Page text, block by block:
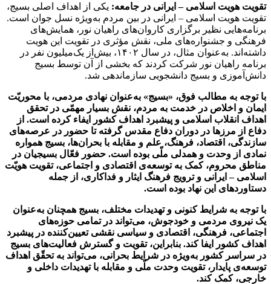
تقویت هویت اسلامی – ایرانی در جامعه: یکی از اهداف اصلی بسیج،
تقویت هویت اسلامی – ایرانی در بین مردم به‌ویژه نسل جوان است.
برنامه‌هایی نظیر برگزاری کاروان‌های راهیان نور، همایش‌های
فرهنگی و جشنواره‌های ملی، نقش مؤثری در تقویت این هویت
داشته‌اند. به‌عنوان مثال، در سال ۱۴۰۲، بیش‌از یک‌میلیون نفر در
برنامه راهیان نور شرکت کردند که بخشی از آن توسط بسیج
دانش‌آموزی و بسیج دانشجویی سازماندهی شد.
با توجه به مطالب فوق، «بسیج» به‌عنوان نهادی مردمی، با محوریّت
ایمان و اخلاص در خدمت به مردم، نقش بسیار مهمّی در تحقق
اهداف انقلاب اسلامی و پیشبرد اهداف کشور ایفاء کرده است. از
دفاع از مرزها در دوران دفاع مقدس گرفته تا حضور در عرصه‌های
سازندگی، اقتصاد، فرهنگ، علم و مقابله با بحران‌ها، بسیج همواره
نمادی از وحدت و همدلی ملّی بوده است. حضور فعّال بسیجیان در
مناطق محروم، کمک به توسعه‌ی اقتصادی و اجتماعی، تقویت هویّت
اسلامی – ایرانی و ترویج فرهنگ ایثار و فداکاری، از جمله
دستاوردهای این نهاد بوده است.
با توجه به شرایط کنونی و تهدیدات مختلف، بسیج همچنان به‌عنوان
یک نیروی مردمی و خودجوش، می‌تواند در تمامی حوزه‌های
اجتماعی، فرهنگی، اقتصادی و سیاسی نقشی تعیین‌کننده در پیشبرد
اهداف کشور ایفا کند. بنابراین، تقویت و گسترش فعالیت‌های بسیج
در سراسر کشور به‌ویژه در شرایط بحرانی، می‌تواند به تحقّق اهداف
توسعه‌ی پایدار، تقویت وحدت ملّی و مقابله با تهدیدات داخلی و
خارجی، کمک کند.